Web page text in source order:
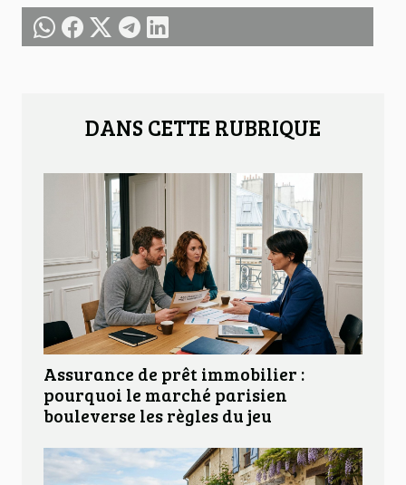
DANS CETTE RUBRIQUE
Assurance de prêt immobilier :
pourquoi le marché parisien
bouleverse les règles du jeu